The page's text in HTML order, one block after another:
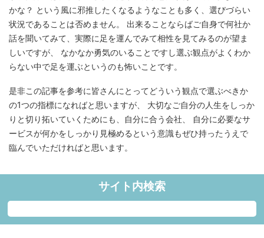
かな？ という風に邪推したくなるようなことも多く、選びづらい
状況であることは否めません。 出来ることならばご自身で何社か
話を聞いてみて、実際に足を運んでみて相性を見てみるのが望ま
しいですが、 なかなか勇気のいることですし選ぶ観点がよくわか
らない中で足を運ぶというのも怖いことです。
是非この記事を参考に皆さんにとってどういう観点で選ぶべきか
の1つの指標になればと思いますが、 大切なご自分の人生をしっか
りと切り拓いていくためにも、自分に合う会社、 自分に必要なサ
ービスが何かをしっかり見極めるという意識もぜひ持ったうえで
臨んでいただければと思います。
サイト内検索